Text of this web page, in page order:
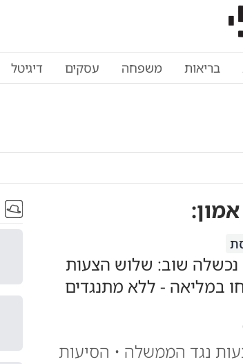
בריאות משפחה עסקים דיגיטל
:
נכשלה שוב: שלוש הצעות
במליאה - ללא מתנגדים
נגד הממשלה • הסיעות